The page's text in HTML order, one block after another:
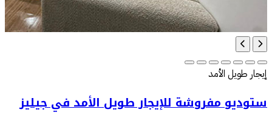
إيجار طويل الأمد
ستوديو مفروشة للإيجار طويل الأمد في جيليز